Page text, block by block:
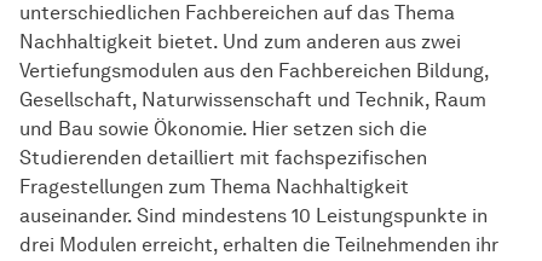
unterschiedlichen Fachbereichen auf das Thema
Nachhaltigkeit bietet. Und zum anderen aus zwei
Vertiefungsmodulen aus den Fachbereichen Bildung,
Gesellschaft, Naturwissenschaft und Technik, Raum
und Bau sowie Ökonomie. Hier setzen sich die
Studierenden detailliert mit fachspezifischen
Fragestellungen zum Thema Nachhaltigkeit
auseinander. Sind mindestens 10 Leistungspunkte in
drei Modulen erreicht, erhalten die Teilnehmenden ihr